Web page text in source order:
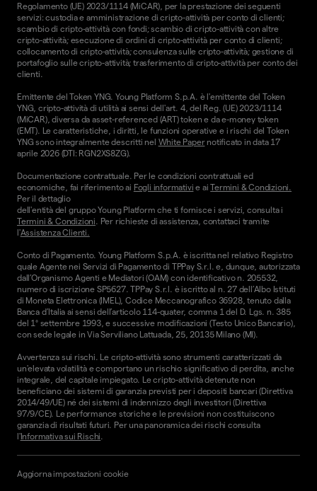
Regolamento (UE) 2023/1114 (MiCAR), per la prestazione dei seguenti
servizi: custodia e amministrazione di cripto-attività per conto di clienti;
scambio di cripto-attività con fondi; scambio di cripto-attività con altre
cripto-attività; esecuzione di ordini di cripto-attività per conto di clienti;
collocamento di cripto-attività; consulenza sulle cripto-attività; gestione di
portafoglio sulle cripto-attività; trasferimento di cripto-attività per conto dei
clienti.
Emittente del Token YNG. Young Platform S.p.A. è l'emittente del Token
YNG, cripto-attività di utilità ai sensi dell'art. 4, del Reg. (UE) 2023/1114
(MiCAR), diversa da asset-referenced (ART) token e da e-money token
(EMT). Le caratteristiche, i diritti, le funzioni operative e i rischi del Token
YNG sono integralmente descritti nel White Papernotificato in data 17
aprile 2026 (DTI: RGN2XS8ZG).
Documentazione contrattuale. Per le condizioni contrattuali ed
economiche, fai riferimento ai Fogli informativi e aiTermini & Condizioni.
Per il dettaglio
dell'entità del gruppo Young Platform che ti fornisce i servizi, consulta i
Termini & Condizioni. Per richieste di assistenza, contattaci tramite
l'Assistenza Clienti.
Conto di Pagamento. Young Platform S.p.A. è iscritta nel relativo Registro
quale Agente nei Servizi di Pagamento di TPPay S.r.l. e, dunque, autorizzata
dall’Organismo Agenti e Mediatori (OAM) con identificativo n. 205532,
numero di iscrizione SP5627. TPPay S.r.l. è iscritto al n. 27 dell’Albo Istituti
di Moneta Elettronica (IMEL), Codice Meccanografico 36928, tenuto dalla
Banca d’Italia ai sensi dell’articolo 114-quater, comma 1 del D. Lgs. n. 385
del 1° settembre 1993, e successive modificazioni (Testo Unico Bancario),
con sede legale in Via Serviliano Lattuada, 25, 20135 Milano (MI).
Avvertenza sui rischi. Le cripto-attività sono strumenti caratterizzati da
un'elevata volatilità e comportano un rischio significativo di perdita, anche
integrale, del capitale impiegato. Le cripto-attività detenute non
beneficiano dei sistemi di garanzia previsti per i depositi bancari (Direttiva
2014/49/UE) né dei sistemi di indennizzo degli investitori (Direttiva
97/9/CE). Le performance storiche e le previsioni non costituiscono
garanzia di risultati futuri. Per una panoramica dei rischi consulta
l'Informativa sui Rischi.
Aggiorna impostazioni cookie